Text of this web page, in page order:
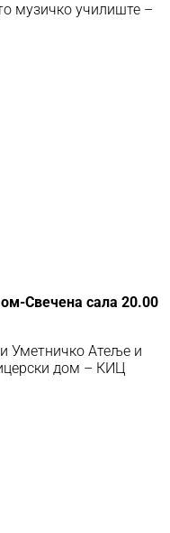
музичко училиште –
Свечена сала 20.00
Уметничко Атеље и
дом – КИЦ